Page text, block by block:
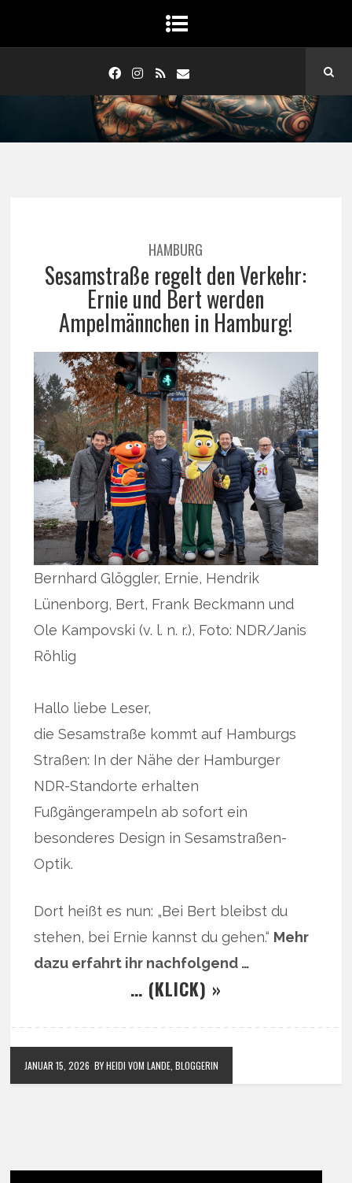
HAMBURG
Sesamstraße regelt den Verkehr:
Ernie und Bert werden
Ampelmännchen in Hamburg!
Bernhard Glöggler, Ernie, Hendrik
Lünenborg, Bert, Frank Beckmann und
Ole Kampovski (v. l. n. r.), Foto: NDR/Janis
Röhlig
Hallo liebe Leser,
die Sesamstraße kommt auf Hamburgs
Straßen: In der Nähe der Hamburger
NDR-Standorte erhalten
Fußgängerampeln ab sofort ein
besonderes Design in Sesamstraßen-
Optik.
Dort heißt es nun: „Bei Bert bleibst du
stehen, bei Ernie kannst du gehen.“ Mehr
dazu erfahrt ihr nachfolgend …
… (KLICK) »
JANUAR 15, 2026 BY HEIDI VOM LANDE, BLOGGERIN